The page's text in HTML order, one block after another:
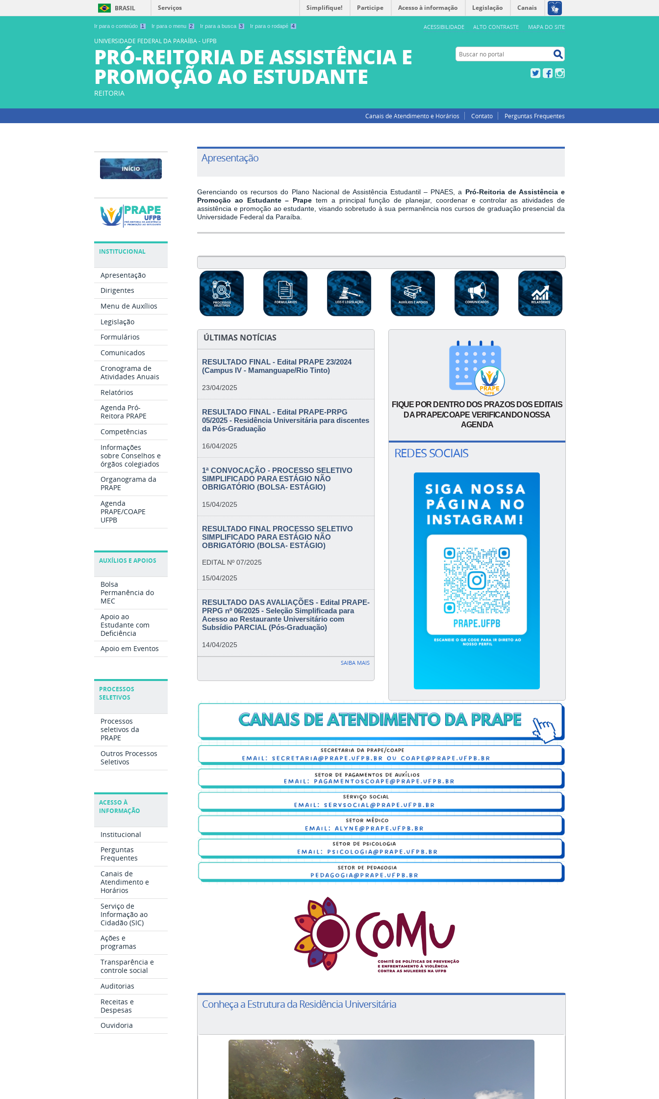
Ir para o conteúdo 1 Ir para o menu 2 Ir para a busca 3 Ir para o rodapé 4 ACESSIBILIDADE ALTO CONTRASTE MAPA DO SITE
BRASIL Serviços Simplifique! Participe Acesso à informação Legislação Canais
UNIVERSIDADE FEDERAL DA PARAÍBA - UFPB
PRÓ-REITORIA DE ASSISTÊNCIA E
PROMOÇÃO AO ESTUDANTE
REITORIA
Buscar no portal
TwitterFacebook
Canais de Atendimento e Horários Contato Perguntas Frequentes
INSTITUCIONAL
Apresentação
Dirigentes
Menu de Auxílios
Legislação
Formulários
Comunicados
Cronograma de
Atividades Anuais
Relatórios
Agenda Pró-
Reitora PRAPE
Competências
Informações
sobre Conselhos e
órgãos colegiados
Organograma da
PRAPE
Agenda
PRAPE/COAPE
UFPB
AUXÍLIOS E APOIOS
Bolsa
Permanência do
MEC
Apoio ao
Estudante com
Deficiência
Apoio em Eventos
PROCESSOS
SELETIVOS
Processos
seletivos da
PRAPE
Outros Processos
Seletivos
ACESSO À
INFORMAÇÃO
Institucional
Perguntas
Frequentes
Canais de
Atendimento e
Horários
Serviço de
Informação ao
Cidadão (SIC)
Ações e
programas
Transparência e
controle social
Auditorias
Receitas e
Despesas
Ouvidoria
Apresentação
Gerenciando os recursos do Plano Nacional de Assistência Estudantil – PNAES, a Pró-Reitoria de Assistência e
Promoção ao Estudante – Prape tem a principal função de planejar, coordenar e controlar as atividades de
assistência e promoção ao estudante, visando sobretudo à sua permanência nos cursos de graduação presencial da
Universidade Federal da Paraíba.
ÚLTIMAS NOTÍCIAS
RESULTADO FINAL - Edital PRAPE 23/2024
(Campus IV - Mamanguape/Rio Tinto)
23/04/2025
RESULTADO FINAL - Edital PRAPE-PRPG
05/2025 - Residência Universitária para discentes
da Pós-Graduação
16/04/2025
1ª CONVOCAÇÃO - PROCESSO SELETIVO
SIMPLIFICADO PARA ESTÁGIO NÃO
OBRIGATÓRIO (BOLSA- ESTÁGIO)
15/04/2025
RESULTADO FINAL PROCESSO SELETIVO
SIMPLIFICADO PARA ESTÁGIO NÃO
OBRIGATÓRIO (BOLSA- ESTÁGIO)
EDITAL Nº 07/2025
15/04/2025
RESULTADO DAS AVALIAÇÕES - Edital PRAPE-
PRPG nº 06/2025 - Seleção Simplificada para
Acesso ao Restaurante Universitário com
Subsídio PARCIAL (Pós-Graduação)
14/04/2025
SAIBA MAIS
FIQUE POR DENTRO DOS PRAZOS DOS EDITAIS
DA PRAPE/COAPE VERIFICANDO NOSSA
AGENDA
REDES SOCIAIS
Conheça a Estrutura da Residência Universitária